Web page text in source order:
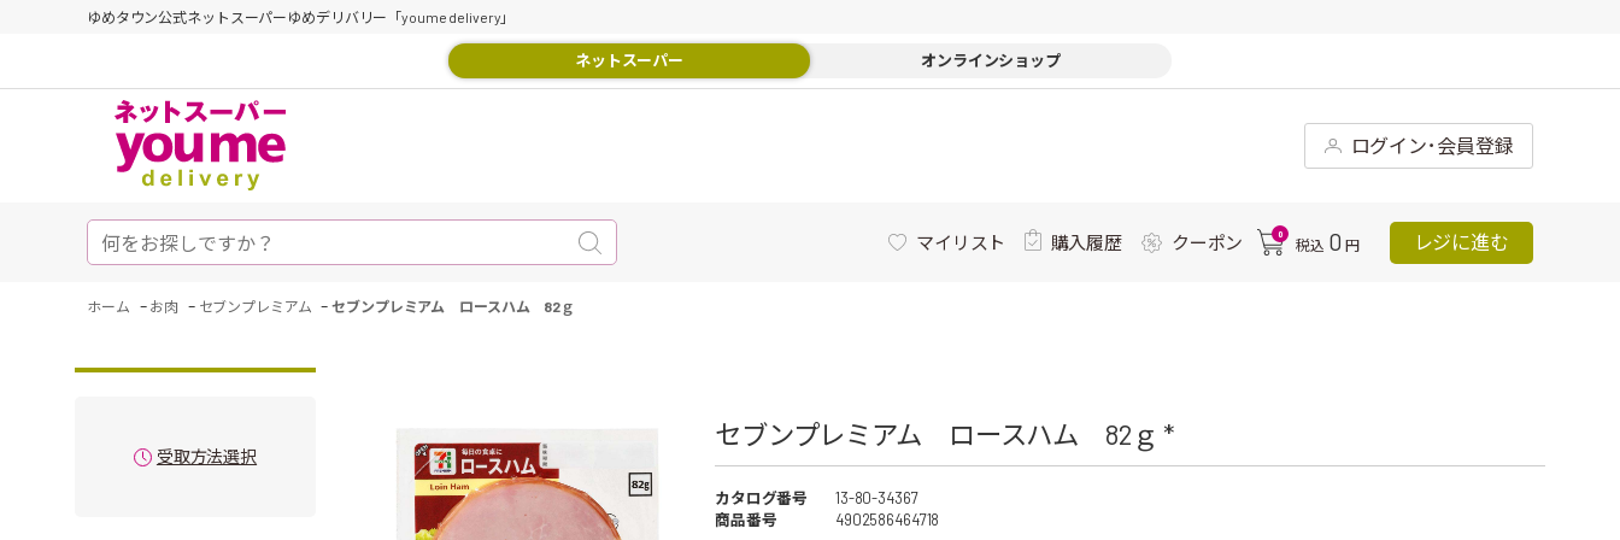
ゆめタウン公式ネットスーパーゆめデリバリー「youme delivery」
ネットスーパー オンラインショップ
ログイン･会員登録
マイリスト 購入履歴 クーポン 0
税込 0 円 レジに進む
ホーム - お肉 - セブンプレミアム -セブンプレミアム ロースハム 82ｇ
受取方法選択
セブンプレミアム ロースハム 82ｇ *
カタログ番号
13-80-34367
商品番号
4902586464718